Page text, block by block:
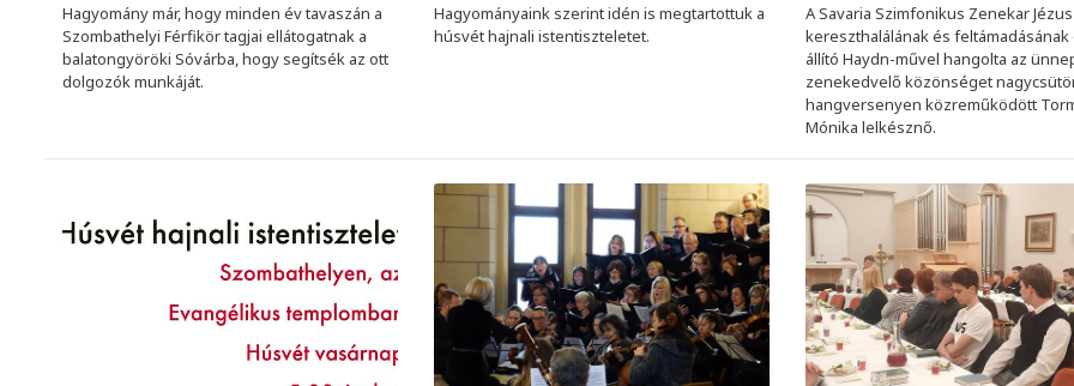
Hagyomány már, hogy minden év tavaszán a
Szombathelyi Férfikör tagjai ellátogatnak a
balatongyöröki Sóvárba, hogy segítsék az ott
dolgozók munkáját.
Hagyományaink szerint idén is megtartottuk a
húsvét hajnali istentiszteletet.
A Savaria Szimfonikus Zenekar Jézus
kereszthalálának és
állító Haydn-művel hangolta az
zenekedvelő közönséget
hangversenyen közreműködött
Mónika lelkésznő.